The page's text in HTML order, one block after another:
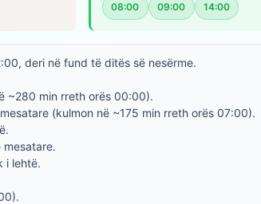
08:00 09:00 14:00
deri në fund të ditës së nesërme.
~280 min rreth orës 00:00).
(kulmon në ~175 min rreth orës 07:00).
mesatare.
i lehtë.